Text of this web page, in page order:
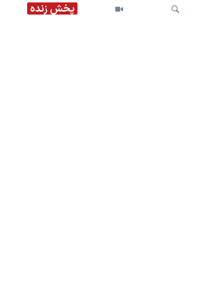
پخش زنده
میلیارد دلاری داد